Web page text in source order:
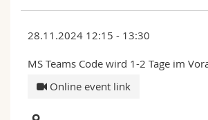
28.11.2024 12:15 - 13:30
MS Teams Code wird 1-2 Tage im
Online event link